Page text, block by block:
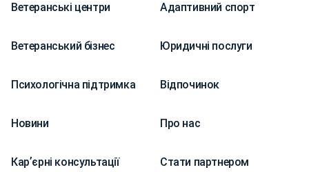
Ветеранські центри Адаптивний спорт
Ветеранський бізнес Юридичні послуги
Психологічна підтримка Відпочинок
Новини Про нас
Карʼєрні консультації Стати партнером